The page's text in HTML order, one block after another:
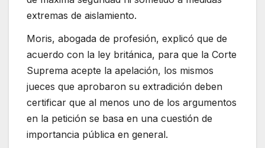
extremas de aislamiento.
Moris, abogada de profesión, explicó que de
acuerdo con la ley británica, para que la Corte
Suprema acepte la apelación, los mismos
jueces que aprobaron su extradición deben
certificar que al menos uno de los argumentos
en la petición se basa en una cuestión de
importancia pública en general.